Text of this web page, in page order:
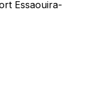
Essaouira-